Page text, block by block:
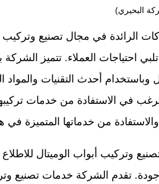
الرائدة في مجال تصنيع
احتياجات العملاء. تتميز الشركة
وباستخدام أحدث التقنيات
في الاستفادة من خدمات
والاستفادة من خدماتها المتميزة في
وتركيب أبواب الوميتال
تقدم الشركة خدمات تصنيع